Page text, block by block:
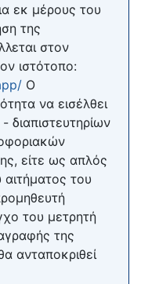
εκ μέρους του
της
στον
ιστότοπο:
Ο
να εισέλθει
είτε ως απλός
του
του µετρητή
της
ανταποκριθεί